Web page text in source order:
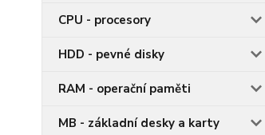
CPU - procesory
HDD - pevné disky
RAM - operační paměti
MB - základní desky a karty